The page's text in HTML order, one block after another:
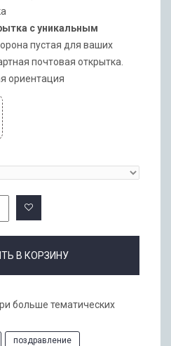
с уникальным
пустая для ваших
почтовая открытка.
ориентация
В КОРЗИНУ
больше тематических
поздравление